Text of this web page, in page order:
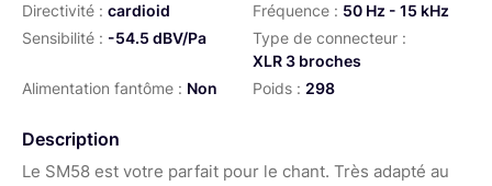
Directivité : cardioid Fréquence : 50 Hz - 15 kHz
Sensibilité : -54.5 dBV/Pa
Type de connecteur :
XLR 3 broches
Alimentation fantôme : Non Poids : 298
Description
Le SM58 est votre parfait pour le chant. Très adapté au